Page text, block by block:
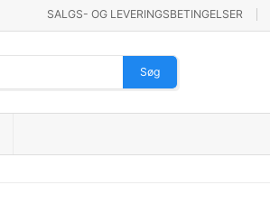
SALGS- OG LEVERINGSBETINGELSER
Søg